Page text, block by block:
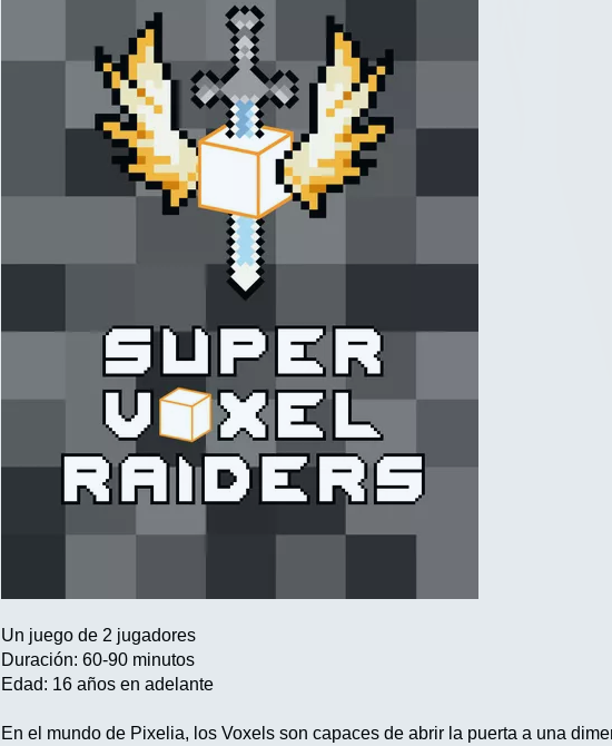
Un juego de 2 jugadores
Duración: 60-90 minutos
Edad: 16 años en adelante
En el mundo de Pixelia, los Voxels son capaces de abrir la puerta a una